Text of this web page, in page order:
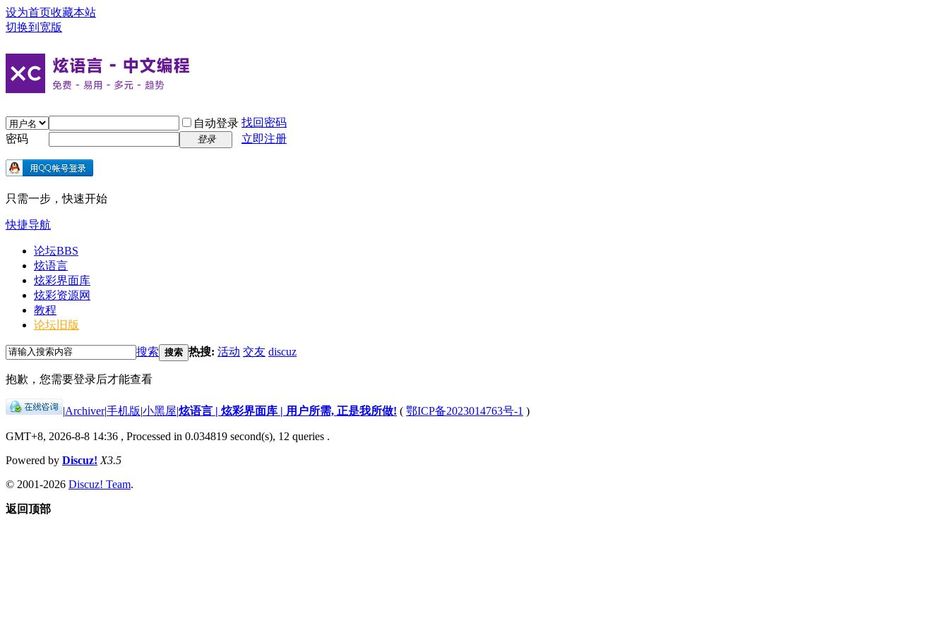
设为首页收藏本站
切换到宽版
自动登录 找回密码
密码
登录 立即注册
只需一步，快速开始
快捷导航
论坛BBS
炫语言
炫彩界面库
炫彩资源网
教程
论坛旧版
搜索 搜索 热搜: 活动 交友 discuz
抱歉，您需要登录后才能查看
|Archiver|手机版|小黑屋|炫语言 | 炫彩界面库 | 用户所需, 正是我所做! ( 鄂ICP备2023014763号-1 )
GMT+8, 2026-8-8 14:36 , Processed in 0.034819 second(s), 12 queries .
Powered by Discuz! X3.5
© 2001-2026 Discuz! Team.
返回顶部